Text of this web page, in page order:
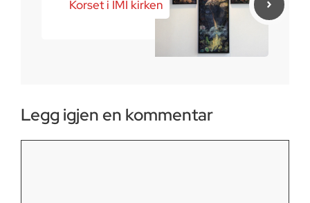
Korset i IMI kirken
Legg igjen en kommentar